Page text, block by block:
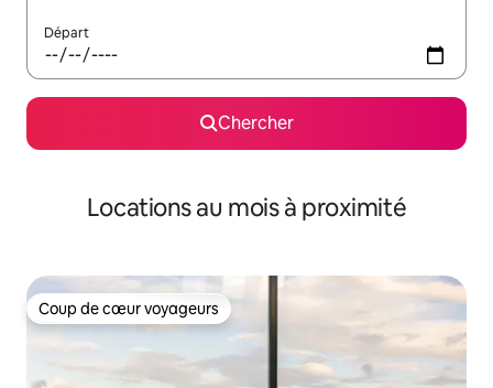
Départ
Chercher
Locations au mois à proximité
Coup de cœur voyageurs
Coup de cœur voyageurs